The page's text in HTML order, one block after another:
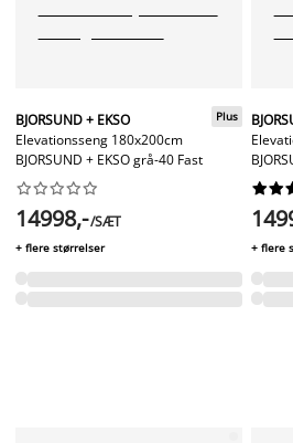
BJORSUND + EKSO
Elevationsseng 180x200cm
BJORSUND + EKSO grå-40 Fast
Plus






14998,-/SÆT
+ flere størrelser



+ flere